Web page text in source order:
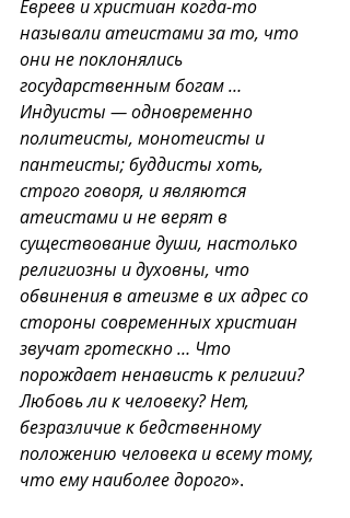
Евреев и христиан когда-то
называли атеистами за то, что
они не поклонялись
государственным богам …
Индуисты — одновременно
политеисты, монотеисты и
пантеисты; буддисты хоть,
строго говоря, и являются
атеистами и не верят в
существование души, настолько
религиозны и духовны, что
обвинения в атеизме в их адрес со
стороны современных христиан
звучат гротескно … Что
порождает ненависть к религии?
Любовь ли к человеку? Нет,
безразличие к бедственному
положению человека и всему тому,
что ему наиболее дорого».